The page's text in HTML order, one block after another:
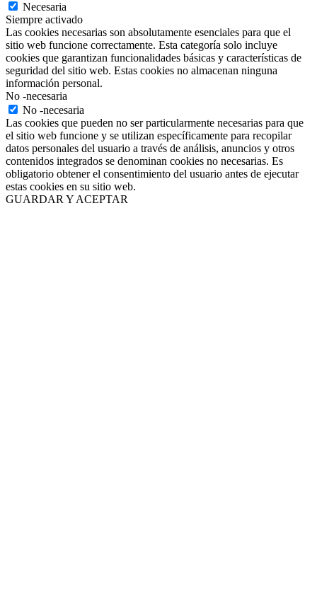
Necesaria
Siempre activado
Las cookies necesarias son absolutamente esenciales para que el
sitio web funcione correctamente. Esta categoría solo incluye
cookies que garantizan funcionalidades básicas y características de
seguridad del sitio web. Estas cookies no almacenan ninguna
información personal.
No -necesaria
No -necesaria
Las cookies que pueden no ser particularmente necesarias para que
el sitio web funcione y se utilizan específicamente para recopilar
datos personales del usuario a través de análisis, anuncios y otros
contenidos integrados se denominan cookies no necesarias. Es
obligatorio obtener el consentimiento del usuario antes de ejecutar
estas cookies en su sitio web.
GUARDAR Y ACEPTAR